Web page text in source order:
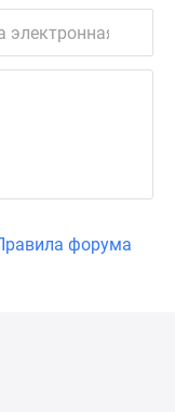
форума